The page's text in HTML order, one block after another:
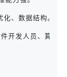
、数据结构。
发人员、算法爱